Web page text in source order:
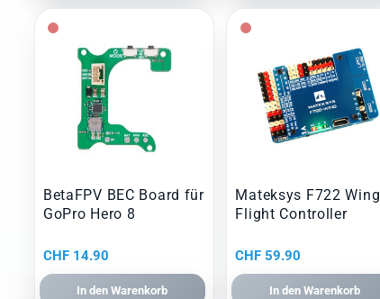
BetaFPV BEC Board für
GoPro Hero 8
CHF14.90
In den Warenkorb
Mateksys F722 Wing
Flight Controller
CHF 59.90
In den Warenkorb